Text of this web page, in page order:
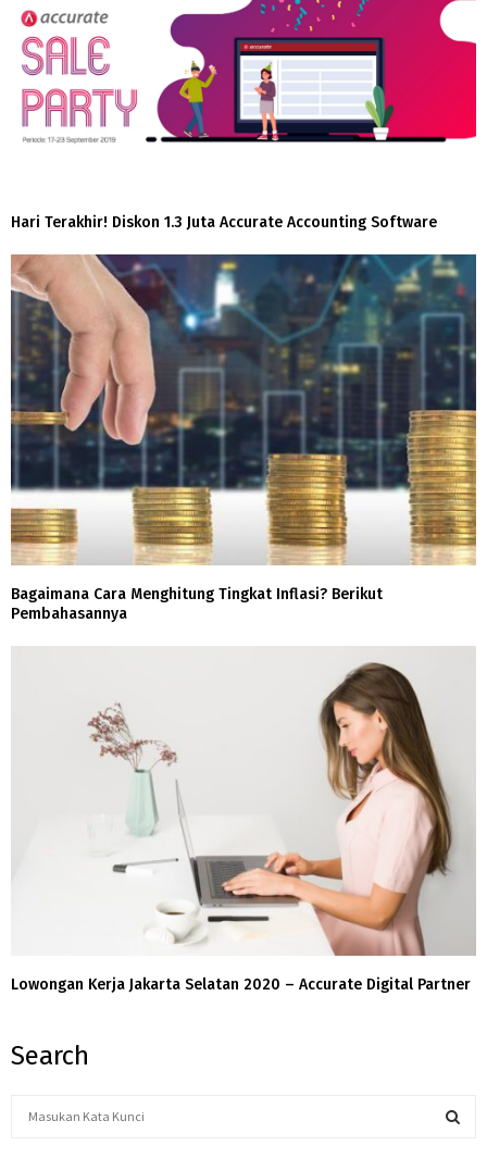
Hari Terakhir! Diskon 1.3 Juta Accurate Accounting Software
Bagaimana Cara Menghitung Tingkat Inflasi? Berikut
Pembahasannya
Lowongan Kerja Jakarta Selatan 2020 – Accurate Digital Partner
Search